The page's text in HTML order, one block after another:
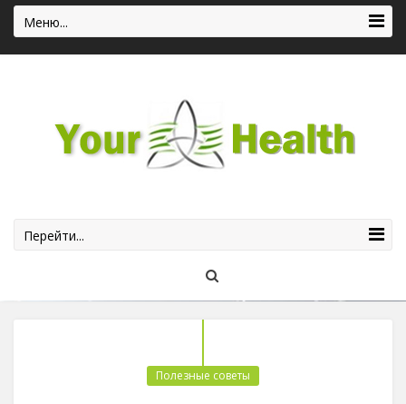
Меню...
Перейти...
Полезные советы